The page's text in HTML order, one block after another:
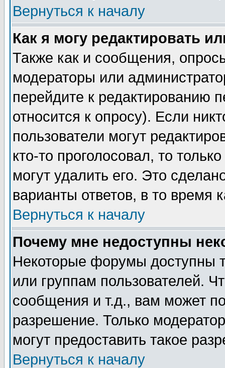
Вернуться к началу
Как я могу редактировать
Также как и сообщения,
модераторы или
перейдите к редактированию
относится к опросу). Если
пользователи могут
кто-то проголосовал, то
могут удалить его. Это
варианты ответов, в то время
Вернуться к началу
Почему мне недоступны
Некоторые форумы доступны
или группам пользователей.
сообщения и т.д., вам может
разрешение. Только
могут предоставить такое
Вернуться к началу